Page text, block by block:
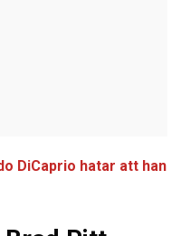
DiCaprio hatar att han